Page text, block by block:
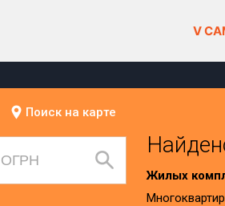
V
Поиск на карте
Жилых